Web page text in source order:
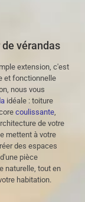
vérandas
extension, c'est
et fonctionnelle
nous vous
idéale : toiture
coulissante
de votre
mettent à votre
des espaces
pièce
naturelle, tout en
habitation.